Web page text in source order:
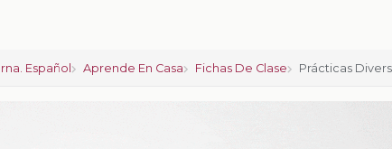
Español Aprende En Casa Fichas De Clase Prácticas